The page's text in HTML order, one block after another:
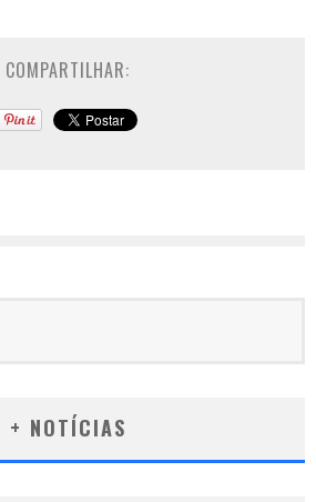
COMPARTILHAR:
+ NOTÍCIAS